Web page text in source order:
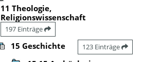
11 Theologie,
Religionswissenschaft
197 Einträge
15 Geschichte 123 Einträge